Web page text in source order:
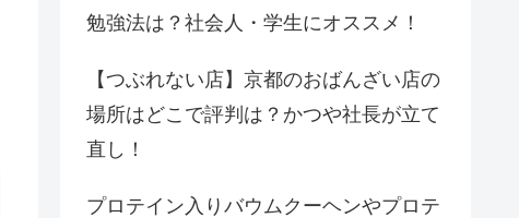
勉強法は？社会人・学生にオススメ！
【つぶれない店】京都のおばんざい店の
場所はどこで評判は？かつや社長が立て
直し！
プロテイン入りバウムクーヘンやプロテ